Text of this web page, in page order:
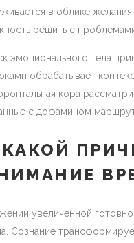
в облике
решить с
эмоционального тела
обрабатывает
кора
с дофамином
увеличенной
Сознание